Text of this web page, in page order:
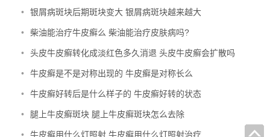
• 银屑病斑块后期斑块变大 银屑病斑块越来越大
• 柴油能治疗牛皮癣么 柴油能治疗皮肤病吗?
• 头皮牛皮癣转化成淡红色多久消退 头皮牛皮癣会扩散吗
• 牛皮癣是不是对称出现的 牛皮癣是对称长么
• 牛皮癣好转后是什么样子的 牛皮癣好转的状态
• 腿上牛皮癣斑块 腿上牛皮癣斑块怎么去除
• 牛皮癣用什么灯照射 牛皮癣用什么灯照射治疗